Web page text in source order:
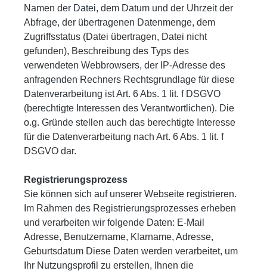
Namen der Datei, dem Datum und der Uhrzeit der
Abfrage, der übertragenen Datenmenge, dem
Zugriffsstatus (Datei übertragen, Datei nicht
gefunden), Beschreibung des Typs des
verwendeten Webbrowsers, der IP-Adresse des
anfragenden Rechners Rechtsgrundlage für diese
Datenverarbeitung ist Art. 6 Abs. 1 lit. f DSGVO
(berechtigte Interessen des Verantwortlichen). Die
o.g. Gründe stellen auch das berechtigte Interesse
für die Datenverarbeitung nach Art. 6 Abs. 1 lit. f
DSGVO dar.
Registrierungsprozess
Sie können sich auf unserer Webseite registrieren.
Im Rahmen des Registrierungsprozesses erheben
und verarbeiten wir folgende Daten: E-Mail
Adresse, Benutzername, Klarname, Adresse,
Geburtsdatum Diese Daten werden verarbeitet, um
Ihr Nutzungsprofil zu erstellen, Ihnen die